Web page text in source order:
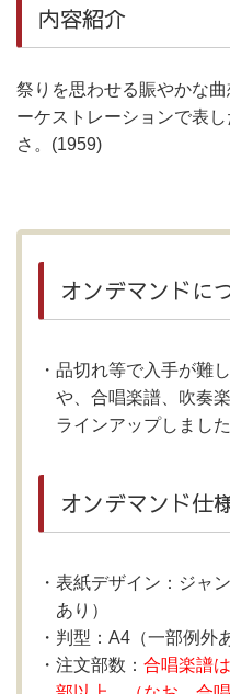
内容紹介
祭りを思わせる賑やかな
ーケストレーションで表
さ。(1959)
オンデマンドに
品切れ等で入手が難
や、合唱楽譜、吹奏
ラインアップしました
オンデマンド仕
表紙デザイン：ジャ
あり）
判型：A4（一部例外
注文部数： 合唱楽譜